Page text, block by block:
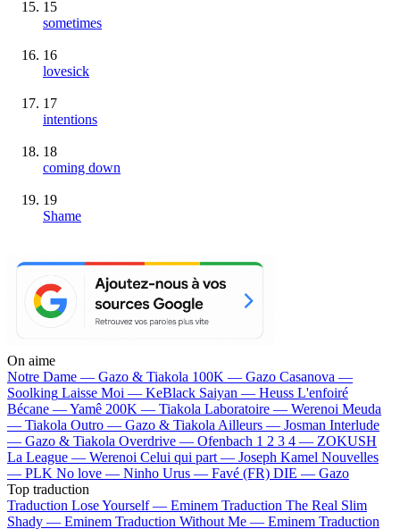
15
sometimes
16
lovesick
17
intentions
18
coming down
19
Shame
On aime
Notre Dame — Gazo & Tiakola 100K — Gazo Casanova —
Soolking Laisse Moi — KeBlack Saiyan — Heuss L'enfoiré
Bécane —Yamê 200K — Tiakola Laboratoire — Werenoi Meuda
— Tiakola Outro — Gazo & Tiakola Ailleurs — Josman Interlude
— Gazo & Tiakola Overdrive — Ofenbach 1 2 3 4 — ZOKUSH
La League — Werenoi Celui qui part — Joseph Kamel Nouvelles
— PLK No love — Ninho Urus — Favé (FR) DIE — Gazo
Top traduction
Traduction Lose Yourself — Eminem Traduction The Real Slim
Shady — Eminem Traduction Without Me — Eminem Traduction